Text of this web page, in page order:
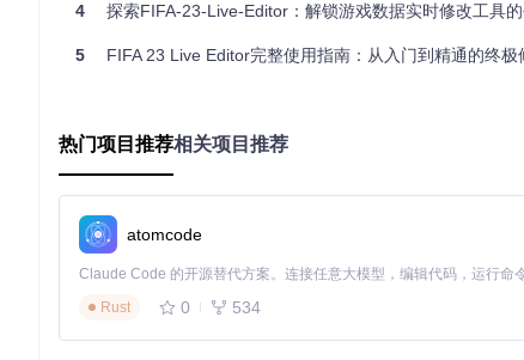
2.2 转会市场：掌控足球经济生态
工具提供转会系统深度编辑功能，可调整球员身价、薪资要
2.3 赛事定制：创造独特比赛体验
借助工具的赛事编辑功能，玩家可自定义联赛规则、杯赛赛
等。对于喜欢创造故事性的玩家，这一功能可用于制作自定义
适用场景 ：举办自定义联赛、创作足球故事剧情、测试极端比
3. 操作指南：从零开始的使用流程
4 探索FIFA-23-Live-Editor：解锁游戏数据实时修改工具的创
5 FIFA 23 Live Editor完整使用指南：从入门到精通的终极
热门项目推荐相关项目推荐
atomcode
Rust
0 534